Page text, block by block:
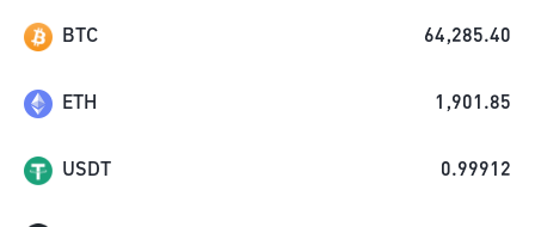
BTC 64,285.40
ETH 1,901.85
USDT 0.99912